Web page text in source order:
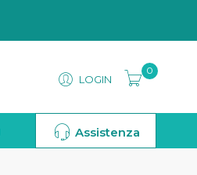
LOGIN
0
Assistenza